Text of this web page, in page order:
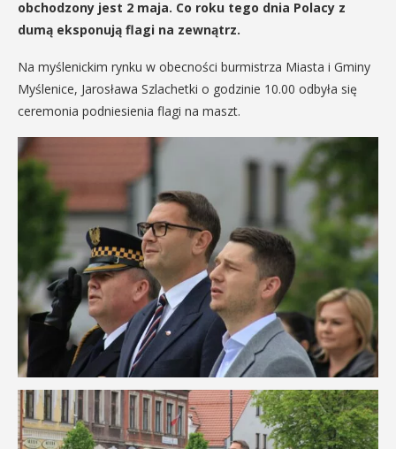
obchodzony jest 2 maja. Co roku tego dnia Polacy z
dumą eksponują flagi na zewnątrz.
Na myślenickim rynku w obecności burmistrza Miasta i Gminy
Myślenice, Jarosława Szlachetki o godzinie 10.00 odbyła się
ceremonia podniesienia flagi na maszt.